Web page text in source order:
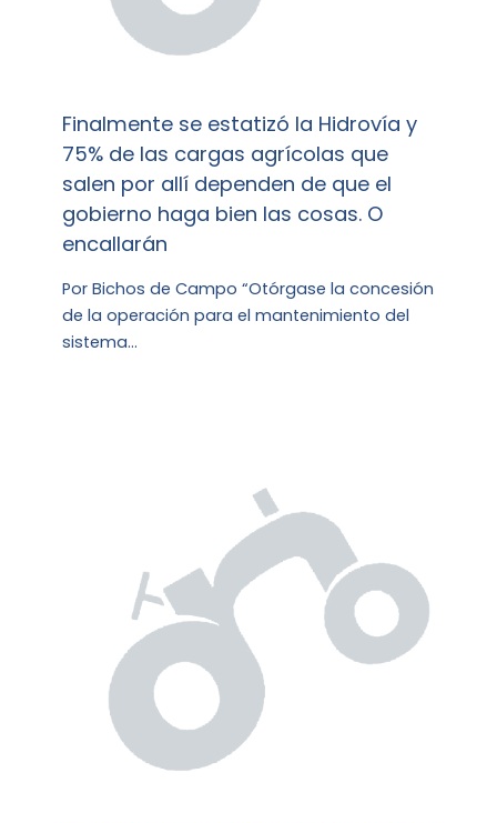
Finalmente se estatizó la Hidrovía y
75% de las cargas agrícolas que
salen por allí dependen de que el
gobierno haga bien las cosas. O
encallarán
Por Bichos de Campo “Otórgase la concesión
de la operación para el mantenimiento del
sistema…